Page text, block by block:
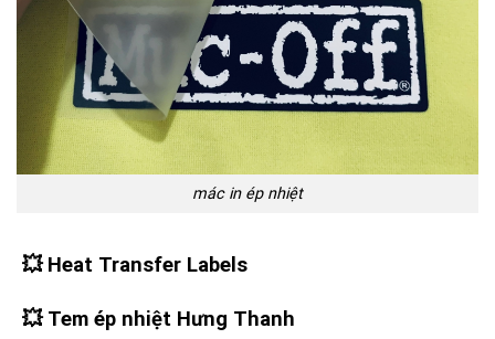
mác in ép nhiệt
💥Heat Transfer Labels
💥Tem ép nhiệt Hưng Thanh